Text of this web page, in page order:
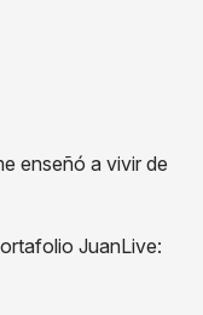
enseñó a vivir de
JuanLive: